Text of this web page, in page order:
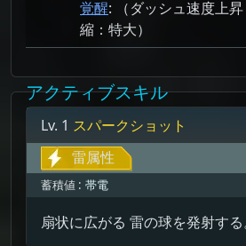
覚醒: （ダッシュ速度上
縮： 特大）
アクティブスキル
Lv. 1 スパークショット
雷属性
蓄積値 : 帯電
扇状に広がる 雷の球を発射する